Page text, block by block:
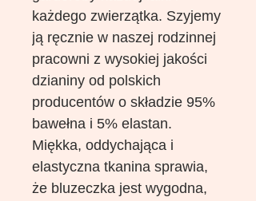
każdego zwierzątka. Szyjemy
ją ręcznie w naszej rodzinnej
pracowni z wysokiej jakości
dzianiny od polskich
producentów o składzie 95%
bawełna i 5% elastan.
Miękka, oddychająca i
elastyczna tkanina sprawia,
że bluzeczka jest wygodna,